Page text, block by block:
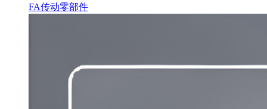
FA传动零部件